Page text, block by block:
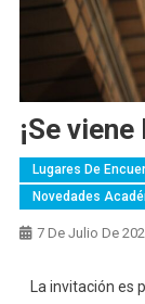
¡Se
Lugares De
Novedades
7 De Julio De
La invitación es